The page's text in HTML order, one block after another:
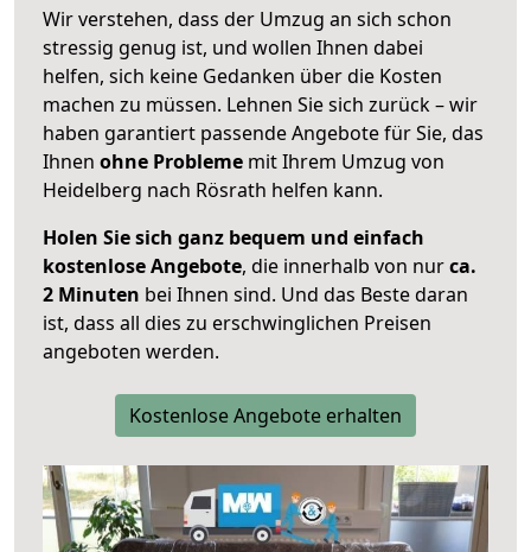
Wir verstehen, dass der Umzug an sich schon
stressig genug ist, und wollen Ihnen dabei
helfen, sich keine Gedanken über die Kosten
machen zu müssen. Lehnen Sie sich zurück – wir
haben garantiert passende Angebote für Sie, das
Ihnen ohne Probleme mit Ihrem Umzug von
Heidelberg nach Rösrath helfen kann.
Holen Sie sich ganz bequem und einfach
kostenlose Angebote, die innerhalb von nurca.
2 Minuten bei Ihnen sind. Und das Beste daran
ist, dass all dies zu erschwinglichen Preisen
angeboten werden.
Kostenlose Angebote erhalten